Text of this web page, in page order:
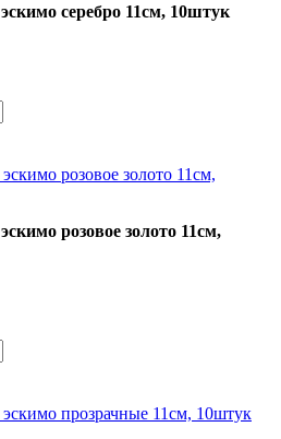
серебро 11см, 10штук
розовое золото 11см,